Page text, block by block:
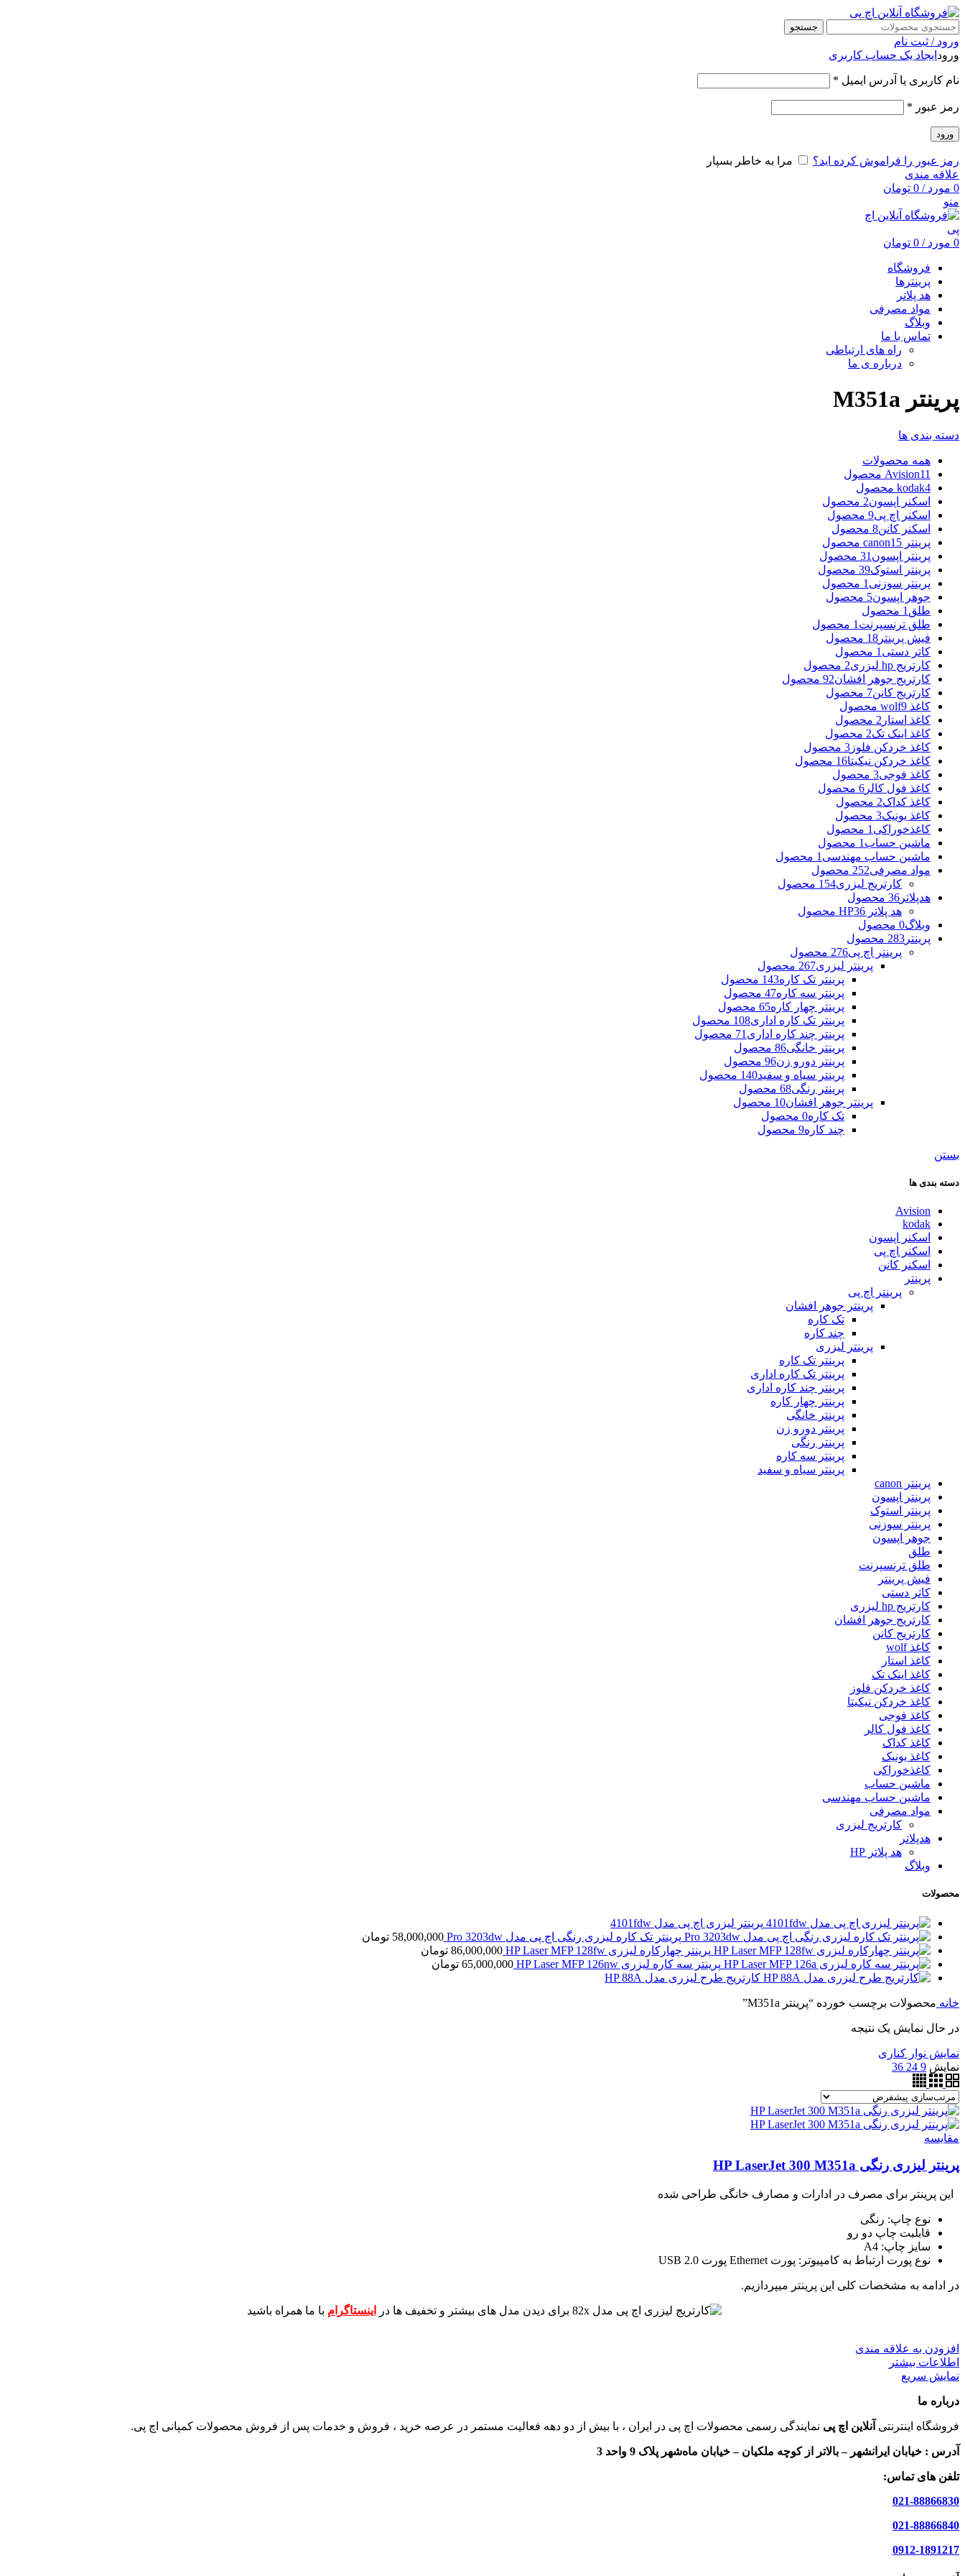
جستجو
ورود / ثبت نام
ورود ایجاد یک حساب کاربری
نام کاربری یا آدرس ایمیل *
رمز عبور *
ورود
رمز عبور را فراموش کرده اید؟
مرا به خاطر بسپار
علاقه مندی
0 مورد /
0 تومان
منو
0 مورد /
0 تومان
فروشگاه
پرینترها
هد پلاتر
مواد مصرفی
وبلاگ
تماس با ما
راه های ارتباطی
درباره ی ما
پرینتر M351a
دسته بندی ها
همه محصولات
Avision11 محصول
kodak4 محصول
اسکنر اپسون2 محصول
اسکنر اچ پی9 محصول
اسکنر کانن8 محصول
پرینتر canon 15 محصول
پرینتر اپسون 31 محصول
پرینتر استوک39 محصول
پرینتر سوزنی 1 محصول
جوهر اپسون5 محصول
طلق 1 محصول
طلق ترنسپرنت 1 محصول
فیش پرینتر 18 محصول
کاتر دستی 1 محصول
کارتریج hp لیزری
2 محصول
کارتریج جوهر افشان92 محصول
کارتریج کانن7 محصول
کاغذ wolf 9 محصول
کاغذ استار 2 محصول
کاغذ اینک تک2 محصول
کاغذ خردکن فلوز 3 محصول
کاغذ خردکن نیکیتا16 محصول
کاغذ فوجی3 محصول
کاغذ فول کالر 6 محصول
کاغذ کداک2 محصول
کاغذ یونیک3 محصول
کاغذخوراکی 1 محصول
ماشین حساب 1 محصول
ماشین حساب مهندسی 1 محصول
مواد مصرفی252 محصول
کارتریج لیزری154 محصول
هدپلاتر 36 محصول
هد پلاتر HP 36 محصول
وبلاگ0 محصول
پرینتر 283 محصول
پرینتر اچ پی276 محصول
پرینتر لیزری267 محصول
پرینتر تک کاره143 محصول
پرینتر سه کاره47 محصول
پرینتر چهار کاره65 محصول
پرینتر تک کاره اداری108 محصول
پرینتر چند کاره اداری 71 محصول
پرینتر خانگی86 محصول
پرینتر دورو زن96 محصول
پرینتر سیاه و سفید140 محصول
پرینتر رنگی68 محصول
پرینتر جوهر افشان10 محصول
تک کاره0 محصول
چند کاره9 محصول
بستن
دسته بندی ها
Avision
kodak
اسکنر اپسون
اسکنر اچ پی
اسکنر کانن
پرینتر
پرینتر اچ پی
پرینتر جوهر افشان
تک کاره
چند کاره
پرینتر لیزری
پرینتر تک کاره
پرینتر تک کاره اداری
پرینتر چند کاره اداری
پرینتر چهار کاره
پرینتر خانگی
پرینتر دورو زن
پرینتر رنگی
پرینتر سه کاره
پرینتر سیاه و سفید
پرینتر canon
پرینتر اپسون
پرینتر استوک
پرینتر سوزنی
جوهر اپسون
طلق
طلق ترنسپرنت
فیش پرینتر
کاتر دستی
کارتریج hp لیزری
کارتریج جوهر افشان
کارتریج کانن
کاغذ wolf
کاغذ استار
کاغذ اینک تک
کاغذ خردکن فلوز
کاغذ خردکن نیکیتا
کاغذ فوجی
کاغذ فول کالر
کاغذ کداک
کاغذ یونیک
کاغذخوراکی
ماشین حساب
ماشین حساب مهندسی
مواد مصرفی
کارتریج لیزری
هدپلاتر
هد پلاتر HP
وبلاگ
محصولات
پرینتر لیزری اچ پی مدل 4101fdw
پرینتر تک کاره لیزری رنگی اچ پی مدل Pro 3203dw
58,000,000 تومان
پرینتر چهارکاره لیزری HP Laser MFP 128fw
86,000,000 تومان
پرینتر سه کاره لیزری HP Laser MFP 126nw
65,000,000 تومان
کارتریج طرح لیزری مدل HP 88A
خانه محصولات برچسب خورده “پرینتر M351a”
در حال نمایش یک نتیجه
نمایش نوار کناری
نمایش 9
24
36
مقايسه
پرینتر لیزری رنگی HP LaserJet 300 M351a
این پرینتر برای مصرف در ادارات و مصارف خانگی طراحی شده
نوع چاپ: رنگی
قابلیت چاپ دو رو
سایز چاپ: A4
نوع پورت ارتباط به کامپیوتر: پورت Ethernet پورت USB 2.0
در ادامه به مشخصات کلی این پرینتر میپردازیم.
برای دیدن مدل های بیشتر و تخفیف ها در اینستاگرام با ما همراه باشید
افزودن به علاقه مندی
اطلاعات بیشتر
نمایش سریع
درباره ما
فروشگاه اینترنتی آنلاین اچ پی نمایندگی رسمی محصولات اچ پی در ایران ، با بیش از دو دهه فعالیت مستمر در عرصه خرید ، فروش و خدمات پس از فروش محصولات کمپانی اچ پی.
آدرس : خیابان ایرانشهر – بالاتر از کوچه ملکیان – خیابان ماه‌شهر پلاک 9 واحد 3
تلفن های تماس:
021-88866830
021-88866840
0912-1891217